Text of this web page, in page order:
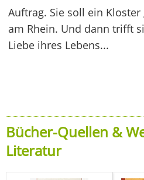
Auftrag. Sie soll ein
am Rhein. Und dann trifft
Liebe ihres Lebens...
Bücher-Quellen &
Literatur